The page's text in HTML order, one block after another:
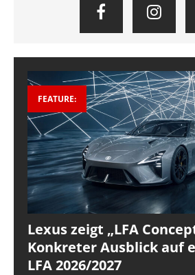
FEATURE:
Lexus zeigt „LFA
Konkreter Ausblick auf
LFA 2026/2027